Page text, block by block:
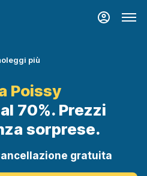
più
Poissy
70%. Prezzi
sorprese.
gratuita